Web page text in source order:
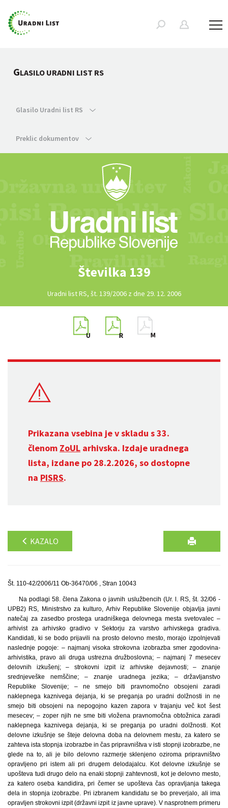
GLASILO URADNI LIST RS
Glasilo Uradni list RS
Preklic dokumentov
Številka 139
Uradni list RS, št. 139/2006 z dne 29. 12. 2006
Prikazana vsebina je v skladu s 33.
členom ZoUL arhivska. Izdaje uradnega
lista, izdane po 28.2.2026, so dostopne
na PISRS.
KAZALO
Št. 110-42/2006/11 Ob-36470/06 , Stran 10043
Na podlagi 58. člena Zakona o javnih uslužbencih (Ur. l. RS, št. 32/06 -
UPB2) RS, Ministrstvo za kulturo, Arhiv Republike Slovenije objavlja javni
natečaj za zasedbo prostega uradniškega delovnega mesta svetovalec –
arhivist za arhivsko gradivo v Sektorju za varstvo arhivskega gradiva.
Kandidati, ki se bodo prijavili na prosto delovno mesto, morajo izpolnjevati
naslednje pogoje: – najmanj visoka strokovna izobrazba smer zgodovina-
arhivistika, pravo ali druga ustrezna družboslovna; – najmanj 7 mesecev
delovnih izkušenj; – strokovni izpit iz arhivske dejavnosti; – znanje
srednjeveške nemščine; – znanje uradnega jezika; – državljanstvo
Republike Slovenije; – ne smejo biti pravnomočno obsojeni zaradi
naklepnega kaznivega dejanja, ki se preganja po uradni dolžnosti in ne
smejo biti obsojeni na nepogojno kazen zapora v trajanju več kot šest
mesecev; – zoper njih ne sme biti vložena pravnomočna obtožnica zaradi
naklepnega kaznivega dejanja, ki se preganja po uradni dolžnosti. Kot
delovne izkušnje se šteje delovna doba na delovnem mestu, za katero se
zahteva ista stopnja izobrazbe in čas pripravništva v isti stopnji izobrazbe, ne
glede na to, ali je bilo delovno razmerje sklenjeno oziroma pripravništvo
opravljeno pri istem ali pri drugem delodajalcu. Kot delovne izkušnje se
upošteva tudi drugo delo na enaki stopnji zahtevnosti, kot je delovno mesto,
za katero oseba kandidira, pri čemer se upošteva čas opravljanja takega
dela in stopnja izobrazbe. Pri izbranem kandidatu se bo preverjalo, ali ima
opravljen strokovni izpit (državni izpit iz javne uprave). V nasprotnem primeru